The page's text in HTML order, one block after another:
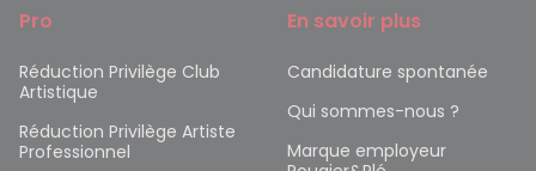
Pro
Réduction Privilège Club
Artistique
Réduction Privilège Artiste
Professionnel
En savoir plus
Candidature spontanée
Qui sommes-nous ?
Marque employeur